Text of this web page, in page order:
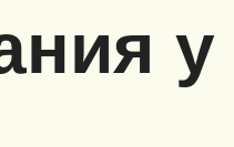
у